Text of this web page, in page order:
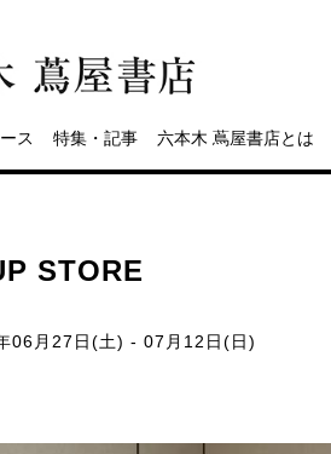
ス 特集・記事 六本木 蔦屋書店とは
STORE
06月27日(土) - 07月12日(日)